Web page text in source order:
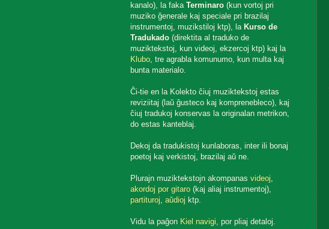
kanalo), la faka Terminaro(kun vortoj pri
muziko ĝenerale kaj speciale pri brazilaj
instrumentoj, muzikstiloj ktp), la Kurso de
Tradukado(direktita al traduko de
muziktekstoj, kun videoj, ekzercoj ktp) kaj la
Klubo, tre agrabla komunumo, kun multa kaj
bunta materialo.
Ĉi-tie en la Kolekto ĉiuj muziktekstoj estas
reviziitaj (laŭ ĝusteco kaj komprenebleco), kaj
ĉiuj tradukoj konservas la originalan metrikon,
do estas kanteblaj.
Dekoj da tradukistoj kunlaboras, inter ili bonaj
poetoj kaj verkistoj, brazilaj aŭ ne.
Plurajn muziktekstojn akompanas videoj,
akordoj por gitaro(kaj aliaj instrumentoj),
partituroj, aŭdioj ktp.
Vidu la paĝon Kiel navigi, por pliaj detaloj.